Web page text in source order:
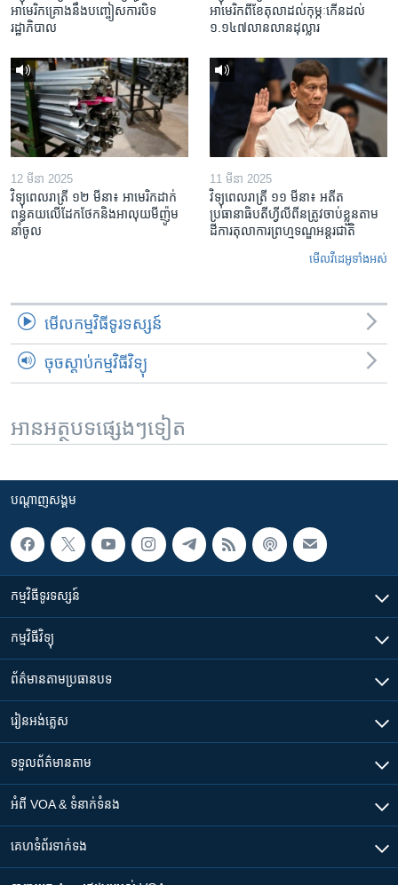
អាមេរិកគ្រោងនឹងបញ្ចៀសការបិទ
រដ្ឋាភិបាល
អាមេរិក​ពី​ខែ​តុលា​ដល់​កុម្ភៈ​កើន​ដល់​
១.១៤៧​លានលាន​ដុល្លារ
12 មីនា 2025
វិទ្យុពេលរាត្រី ១២ មីនា៖ អាមេរិក​ដាក់​
ពន្ធគយ​លើ​ដែកថែក​និង​អាលុយ​មីញ៉ូម​
នាំចូល
11 មីនា 2025
វិទ្យុពេលរាត្រី ១១ មីនា៖ អតីត​
ប្រធានាធិបតីហ្វីលីពីន​ត្រូវ​ចាប់ខ្លួនតាម
ដីការ​តុលាការ​ព្រហ្មទណ្ឌ​អន្តរជាតិ
មើល​វីដេអូ​ទាំង​អស់
មើល​កម្មវិធី​ទូរទស្សន៍
ចុចស្តាប់កម្មវិធីវិទ្យុ
អានអត្ថបទផ្សេងៗទៀត
បណ្តាញ​សង្គម
កម្មវិធី​ទូរទស្សន៍
កម្មវិធី​វិទ្យុ
ព័ត៌មាន​តាមប្រធានបទ​
រៀន​​អង់គ្លេស
ទទួល​ព័ត៌មាន​តាម
អំពី​ VOA & ទំនាក់ទំនង
គេហទំព័រ​​ទាក់ទង